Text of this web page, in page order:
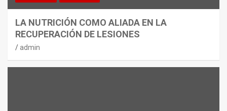
LA NUTRICIÓN COMO ALIADA EN LA
RECUPERACIÓN DE LESIONES
admin